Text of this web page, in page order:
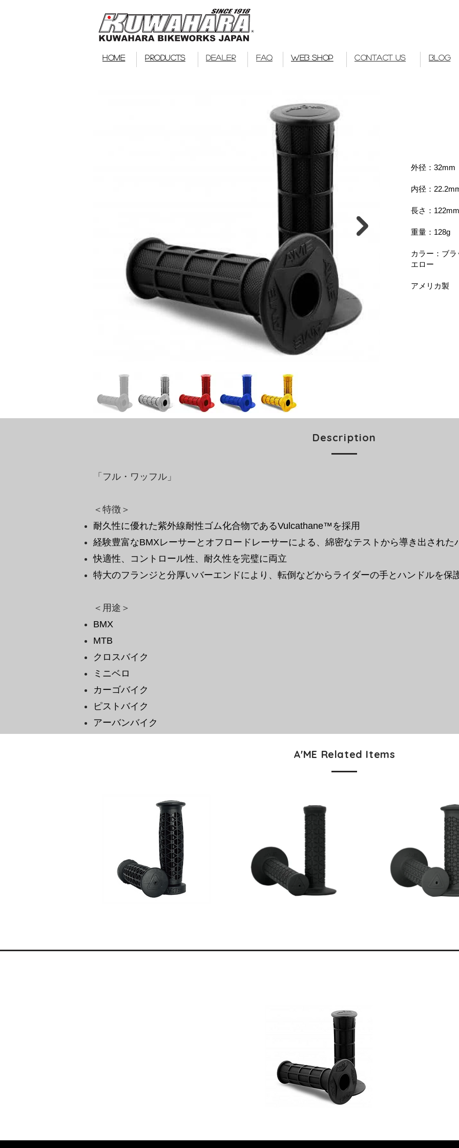
HOME PRODUCTS DEALER FAQ WEB SHOP CONTACT US BLOG
外径：32mm
内径：
長さ：122mm
重量：128g
カラー：ブ
エロー
​アメリカ製
Description
「フル・ワッフル」
＜特徴＞
耐久性に優れた紫外線耐性ゴム化合物であるVulcathane™を採用
経験豊富なBMXレーサーとオフロードレーサーによる、綿密なテストから導き出された
快適性、コントロール性、耐久性を完璧に両立
特大のフランジと分厚いバーエンドにより、転倒などからライダーの手とハンドルを保
​＜用途＞
BMX
MTB
クロスバイク
ミニベロ
カーゴバイク
ピストバイク
​アーバンバイク
A'ME Related Items